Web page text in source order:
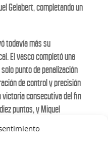
Gelabert, completando un
todavía más su
El vasco completó una
punto de penalización
de control y precisión
victoria consecutiva del fin
puntos, y Miquel